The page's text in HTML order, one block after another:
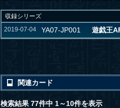
収録シリーズ
2019-07-04
YA07-JP001 遊戯王
関連カード
検索結果 77件中 1～10件を表示